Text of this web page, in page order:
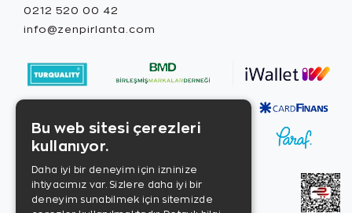
0212 520 00 42
info@zenpirlanta.com
Bu web sitesi çerezleri
kullanıyor.
Daha iyi bir deneyim için izninize
ihtiyacımız var. Sizlere daha iyi bir
deneyim sunabilmek için sitemizde